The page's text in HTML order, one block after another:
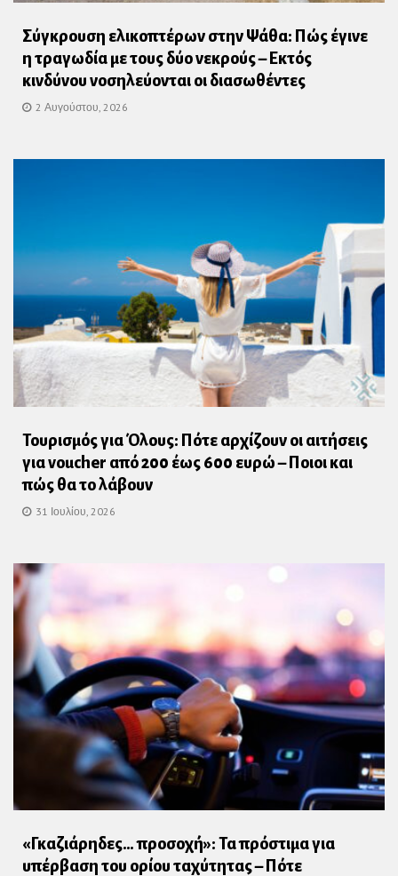
Σύγκρουση ελικοπτέρων στην Ψάθα: Πώς έγινε
η τραγωδία με τους δύο νεκρούς – Εκτός
κινδύνου νοσηλεύονται οι διασωθέντες
2 Αυγούστου, 2026
Τουρισμός για Όλους: Πότε αρχίζουν οι αιτήσεις
για voucher από 200 έως 600 ευρώ – Ποιοι και
πώς θα το λάβουν
31 Ιουλίου, 2026
«Γκαζιάρηδες… προσοχή»: Τα πρόστιμα για
υπέρβαση του ορίου ταχύτητας – Πότε